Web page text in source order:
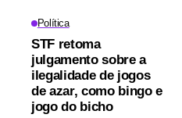
Política
STF retoma
julgamento sobre a
ilegalidade de jogos
de azar, como bingo e
jogo do bicho